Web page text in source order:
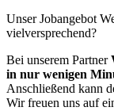
Unser Jobangebot
vielversprechend?
Bei unserem Partner
in nur wenigen
Anschließend kann
Wir freuen uns auf